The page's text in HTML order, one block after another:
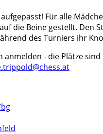
Für alle
die Beine gestellt. Den
des Turniers ihr
anmelden - die Plätze